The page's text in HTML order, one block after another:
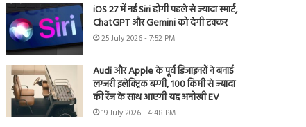
iOS 27 में नई Siri होगी पहले से ज्यादा स्मार्ट,
ChatGPT और Gemini को देगी टक्कर
25 July 2026 - 7:52 PM
Audi और Apple के पूर्व डिजाइनरों ने बनाई
लग्जरी इलेक्ट्रिक बग्गी, 100 किमी से ज्यादा
की रेंज के साथ आएगी यह अनोखी EV
19 July 2026 - 4:48 PM